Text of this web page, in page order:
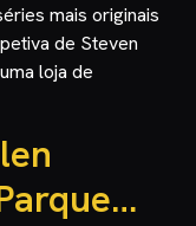
mais originais
de Steven
loja de